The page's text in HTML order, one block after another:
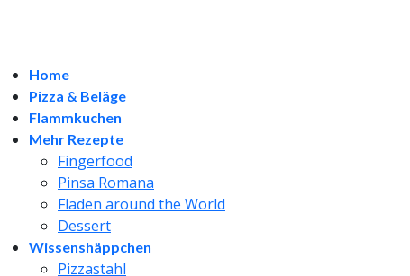
Home
Pizza & Beläge
Flammkuchen
Mehr Rezepte
Fingerfood
Pinsa Romana
Fladen around the World
Dessert
Wissenshäppchen
Pizzastahl